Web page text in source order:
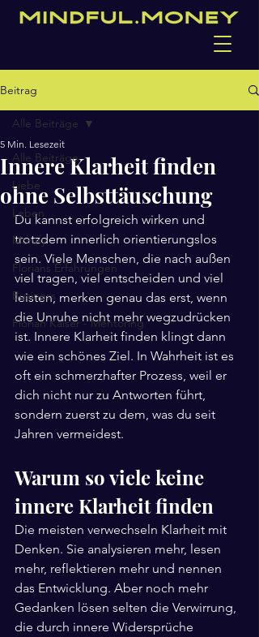
Beitrag
Alle Beiträge
Liebe
Leben
Money
Florians Erfahrungen
Business
Florian Kaiser - Mentoring
Alle Beiträge
Innere Klarheit finden
ohne Selbsttäuschung
5 Min. Lesezeit
Du kannst erfolgreich wirken und
trotzdem innerlich orientierungslos
sein. Viele Menschen, die nach außen
viel tragen, viel entscheiden und viel
leisten, merken genau das erst, wenn
die Unruhe nicht mehr wegzudrücken
ist. Innere Klarheit finden klingt dann
wie ein schönes Ziel. In Wahrheit ist es
oft ein schmerzhafter Prozess, weil er
dich nicht nur zu Antworten führt,
sondern zuerst zu dem, was du seit
Jahren vermeidest.
Warum so viele keine
innere Klarheit finden
Die meisten verwechseln Klarheit mit
Denken. Sie analysieren mehr, lesen
mehr, reflektieren mehr und nennen
das Entwicklung. Aber noch mehr
Gedanken lösen selten die Verwirrung,
die durch innere Widersprüche